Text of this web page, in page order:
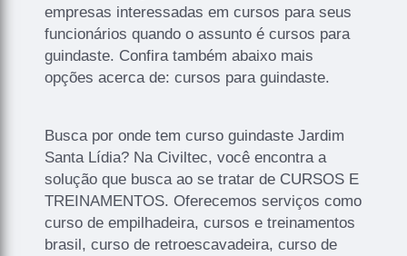
empresas interessadas em cursos para seus
funcionários quando o assunto é cursos para
guindaste. Confira também abaixo mais
opções acerca de: cursos para guindaste.
Busca por onde tem curso guindaste Jardim
Santa Lídia? Na Civiltec, você encontra a
solução que busca ao se tratar de CURSOS E
TREINAMENTOS. Oferecemos serviços como
curso de empilhadeira, cursos e treinamentos
brasil, curso de retroescavadeira, curso de